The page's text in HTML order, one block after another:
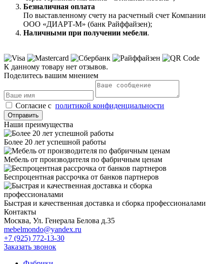
Безналичная оплата
По выставленному счету на расчетный счет Компании
ООО «ДИАРТ-М» (банк Райффайзен);
Наличными при получении мебели.
К данному товару нет отзывов.
Поделитесь вашим мнением
Cогласие с политикой конфиденциальности
Отправить
Наши преимущества
Более 20 лет успешной работы
Мебель от производителя по фабричным ценам
Беспроцентная рассрочка от банков партнеров
Быстрая и качественная доставка и сборка профессионалами
Контакты
Москва, Ул. Генерала Белова д.35
mebelmondo@yandex.ru
+7 (925) 772-13-30
Заказать звонок